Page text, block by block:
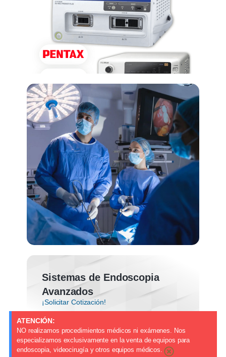
Sistemas de Endoscopia
Avanzados
¡Solicitar Cotización!
ATENCIÓN:
NO realizamos procedimientos médicos ni exámenes. Nos
especializamos exclusivamente en la venta de equipos para
endoscopia, videocirugía y otros equipos médicos.